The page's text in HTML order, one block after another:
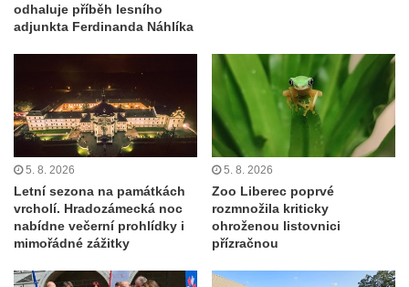
odhaluje příběh lesního
adjunkta Ferdinanda Náhlíka
5. 8. 2026
Letní sezona na památkách
vrcholí. Hradozámecká noc
nabídne večerní prohlídky i
mimořádné zážitky
5. 8. 2026
Zoo Liberec poprvé
rozmnožila kriticky
ohroženou listovnici
přízračnou